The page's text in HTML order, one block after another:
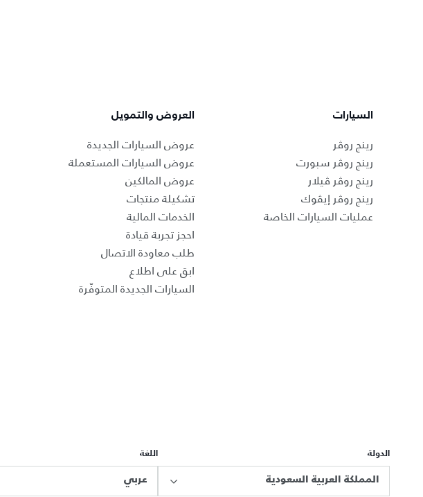
السيارات
رينج روڤر
رينج روڤر سبورت
رينج روڤر ڤيلار
رينج روڤر إيڤوك
عمليات السيارات الخاصة
العروض والتمويل
عروض السيارات الجديدة
عروض السيارات المستعملة
عروض المالكين
تشكيلة منتجات
الخدمات المالية
احجز تجربة قيادة
طلب معاودة الاتصال
ابق على اطلاع
السيارات الجديدة المتوفّرة
الدولة
المملكة العربية السعودية
اللغة
عربي